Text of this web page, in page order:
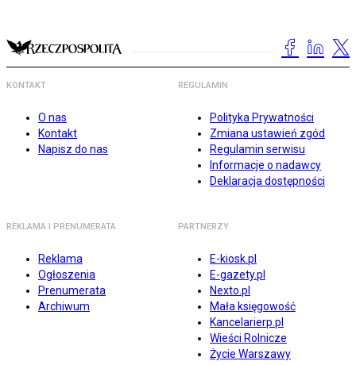
KONTAKT
O nas
Kontakt
Napisz do nas
REGULAMIN
Polityka Prywatności
Zmiana ustawień zgód
Regulamin serwisu
Informacje o nadawcy
Deklaracja dostępności
REKLAMA I PRENUMERATA
Reklama
Ogłoszenia
Prenumerata
Archiwum
PARTNERZY
E-kiosk.pl
E-gazety.pl
Nexto.pl
Mała księgowość
Kancelarierp.pl
Wieści Rolnicze
Życie Warszawy